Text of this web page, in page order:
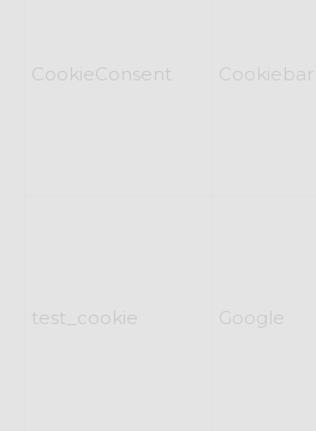
CookieConsent Cookiebar
test_cookie Google